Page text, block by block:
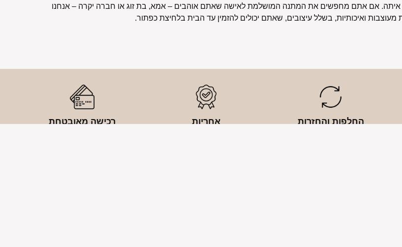
איתה. אם אתם מחפשים את המתנה המושלמת לאישה שאתם אוהבים – אמא, בת זוג או חברה יקרה – אנחנו
ואיכותיות, בשלל עיצובים, שאתם יכולים להזמין עד הבית בלחיצת כפתור.
החלפות והחזרות אחריות רכישה מאובטחת